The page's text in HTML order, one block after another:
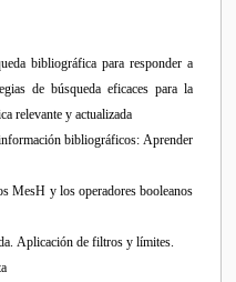
bibliográfica para responder a
de búsqueda eficaces para la
relevante y actualizada
bibliográficos: Aprender
MesH y los operadores booleanos
Aplicación de filtros y límites.